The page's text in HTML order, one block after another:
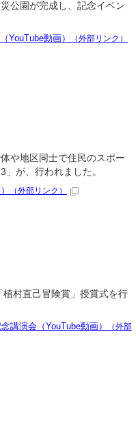
公園が完成し、記念イベン
YouTube動画）
（外部リンク）
や地区同士で住民のスポー
が、行われました。
（外部リンク）
村直己冒険賞」授賞式を行
講演会（YouTube動画）
（外部